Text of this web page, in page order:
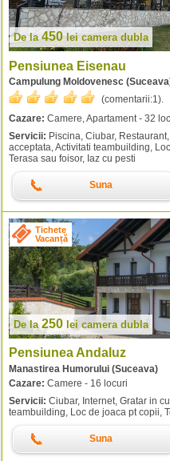
De la450leicamera dubla
Pensiunea Eisenau
Campulung Moldovenesc
(comentarii:1).
Cazare: Camere, Apartament - 32
Servicii: Piscina, Ciubar,
acceptata, Activitati teambuilding,
Terasa sau foisor, Iaz cu pesti
Suna
Tichete
Vacanță
De la250 lei camera dubla
Pensiunea Andaluz
Manastirea Humorului (Suceava)
Cazare: Camere - 16 locuri
Servicii: Ciubar, Internet, Gratar in
teambuilding, Loc de joaca pt copii,
Suna